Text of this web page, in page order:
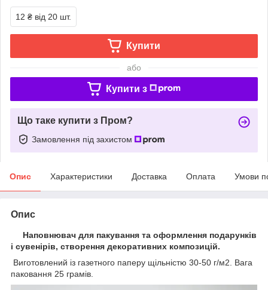
12 ₴ від 20 шт.
Купити
або
Купити з
Що таке купити з Пром?
Замовлення під захистом
Опис Характеристики Доставка Оплата Умови
Опис
Наповнювач для пакування та оформлення подарунків
і сувенірів, створення декоративних композицій.
Виготовлений із газетного паперу щільністю 30-50 г/м2. Вага
паковання 25 грамів.